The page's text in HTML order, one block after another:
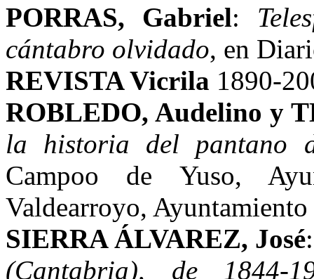
PORRAS, Gabriel:
cántabro olvidado, en
REVISTA Vicrila 1890-
ROBLEDO, Audelino y
la historia del pantano
Campoo de Yuso,
Valdearroyo,
SIERRA ÁLVAREZ, José
(Cantabria), de 1844-